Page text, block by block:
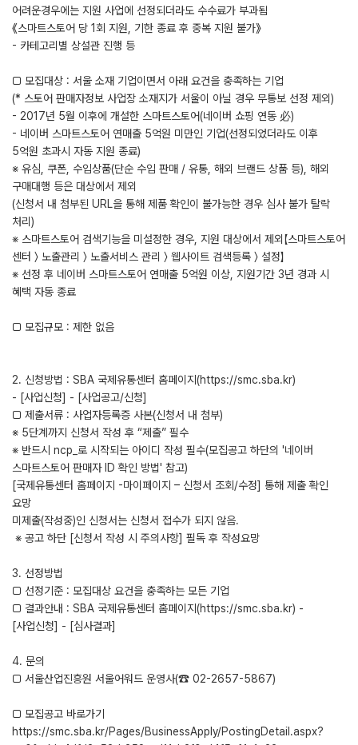
어려운경우에는 지원 사업에 선정되더라도 수수료가 부과됨
《스마트스토어 당 1회 지원, 기한 종료 후 중복 지원 불가》
- 카테고리별 상설관 진행 등
□ 모집대상 : 서울 소재 기업이면서 아래 요건을 충족하는 기업
(* 스토어 판매자정보 사업장 소재지가 서울이 아닐 경우 무통보 선정 제외)
- 2017년 5월 이후에 개설한 스마트스토어(네이버 쇼핑 연동 必)
- 네이버 스마트스토어 연매출 5억원 미만인 기업(선정되었더라도 이후
5억원 초과시 자동 지원 종료)
※ 유심, 쿠폰, 수입상품(단순 수입 판매 / 유통, 해외 브랜드 상품 등), 해외
구매대행 등은 대상에서 제외
(신청서 내 첨부된 URL을 통해 제품 확인이 불가능한 경우 심사 불가 탈락
처리)
※ 스마트스토어 검색기능을 미설정한 경우, 지원 대상에서 제외【스마트스토어
센터 〉 노출관리 〉 노출서비스 관리 〉 웹사이트 검색등록 〉 설정】
※ 선정 후 네이버 스마트스토어 연매출 5억원 이상, 지원기간 3년 경과 시
혜택 자동 종료
□ 모집규모 : 제한 없음
2. 신청방법 : SBA 국제유통센터 홈페이지(https://smc.sba.kr)
- [사업신청] - [사업공고/신청]
□ 제출서류 : 사업자등록증 사본(신청서 내 첨부)
※ 5단계까지 신청서 작성 후 “제출” 필수
※ 반드시 ncp_로 시작되는 아이디 작성 필수(모집공고 하단의 '네이버
스마트스토어 판매자 ID 확인 방법' 참고)
[국제유통센터 홈페이지 -마이페이지 – 신청서 조회/수정] 통해 제출 확인
요망
미제출(작성중)인 신청서는 신청서 접수가 되지 않음.
※ 공고 하단 [신청서 작성 시 주의사항] 필독 후 작성요망
3. 선정방법
□ 선정기준 : 모집대상 요건을 충족하는 모든 기업
□ 결과안내 : SBA 국제유통센터 홈페이지(https://smc.sba.kr) -
[사업신청] - [심사결과]
4. 문의
□ 서울산업진흥원 서울어워드 운영사(☎ 02-2657-5867)
□ 모집공고 바로가기
https://smc.sba.kr/Pages/BusinessApply/PostingDetail.aspx?